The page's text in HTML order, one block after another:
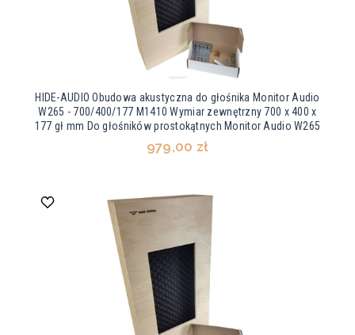
HIDE-AUDIO Obudowa akustyczna do głośnika Monitor Audio
W265 - 700/400/177 M1410 Wymiar zewnętrzny 700 x 400 x
177 gł mm Do głośników prostokątnych Monitor Audio W265
979,00 zł